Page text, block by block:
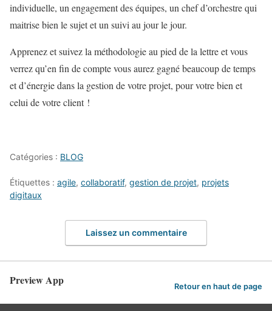
individuelle, un engagement des équipes, un chef d’orchestre qui
maitrise bien le sujet et un suivi au jour le jour.
Apprenez et suivez la méthodologie au pied de la lettre et vous
verrez qu’en fin de compte vous aurez gagné beaucoup de temps
et d’énergie dans la gestion de votre projet, pour votre bien et
celui de votre client !
Catégories : BLOG
Étiquettes : agile, collaboratif, gestion de projet, projets
digitaux
Laissez un commentaire
Preview App Retour en haut de page